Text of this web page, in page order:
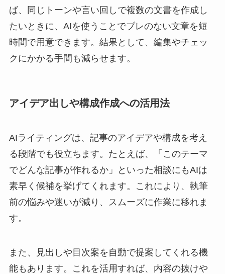
ば、同じトーンや言い回しで複数の文書を作成し
たいときに、AIを使うことでブレのない文章を短
時間で用意できます。結果として、編集やチェッ
クにかかる手間も減らせます。
アイデア出しや構成作成への活用法
AIライティングは、記事のアイデアや構成を考え
る段階でも役立ちます。たとえば、「このテーマ
でどんな記事が作れるか」といった相談にもAIは
素早く候補を挙げてくれます。これにより、執筆
前の悩みや迷いが減り、スムーズに作業に移れま
す。
また、見出しや目次案を自動で提案してくれる機
能もあります。これを活用すれば、内容の抜けや